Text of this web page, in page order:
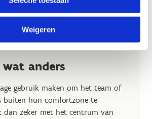
Weigeren
wat anders
gebruik maken om het team of
buiten hun comfortzone te
dan zeker met het centrum van